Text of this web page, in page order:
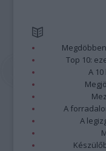
Top 10:
A
A
A